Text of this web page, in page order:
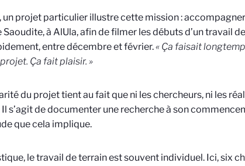
un projet particulier illustre cette mission :
Saoudite, à AlUla, afin de filmer les débuts d’un travail
entre décembre et février.« Ça faisait
Ça fait plaisir. »
du projet tient au fait que ni les chercheurs, ni les
Il s’agit de documenter une recherche à son
que cela implique.
le travail de terrain est souvent individuel. Ici, six